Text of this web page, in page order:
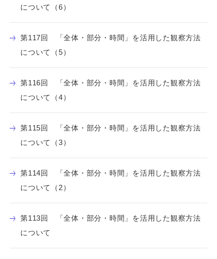
について（6）
第117回 「全体・部分・時間」を活用した観察方法
について（5）
第116回 「全体・部分・時間」を活用した観察方法
について（4）
第115回 「全体・部分・時間」を活用した観察方法
について（3）
第114回 「全体・部分・時間」を活用した観察方法
について（2）
第113回 「全体・部分・時間」を活用した観察方法
について